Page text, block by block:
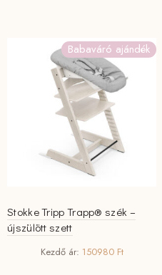
Babaváró ajándék
Stokke Tripp Trapp® szék –
újszülött szett
Kezdő ár: 150980 Ft